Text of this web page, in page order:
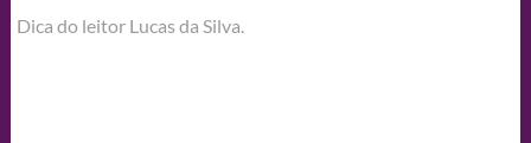
Dica do leitor Lucas da Silva.